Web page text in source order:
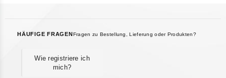
HÄUFIGE FRAGENFragen zu Bestellung, Lieferung oder Produkten?
Wie registriere ich
mich?